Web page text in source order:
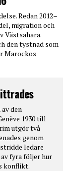
Redan 2012–
migration och
Västsahara.
den tystnad som
Marockos
den
1930 till
utgör två
genom
ledare
fyra följer hur
konflikt.